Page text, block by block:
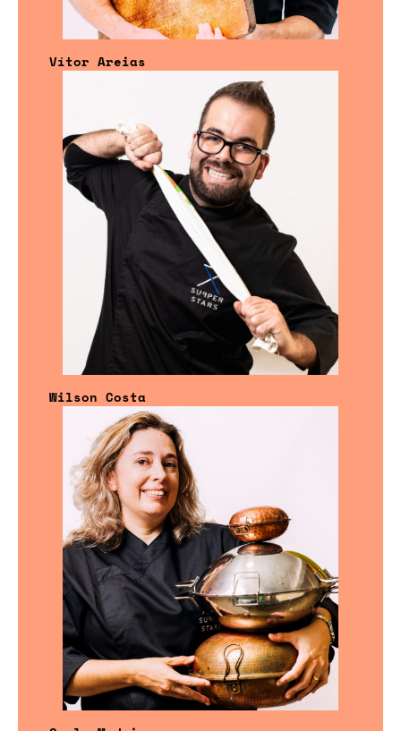
Vítor Areias
Wilson Costa